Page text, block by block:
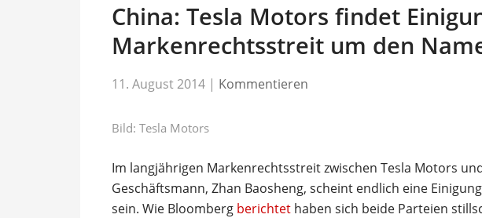
China: Tesla Motors findet
Markenrechtsstreit um den
11. August 2014 | Kommentieren
Bild: Tesla Motors
Im langjährigen Markenrechtsstreit zwischen Tesla Motors
Geschäftsmann, Zhan Baosheng, scheint endlich eine
sein. Wie Bloomberg berichtet haben sich beide Parteien